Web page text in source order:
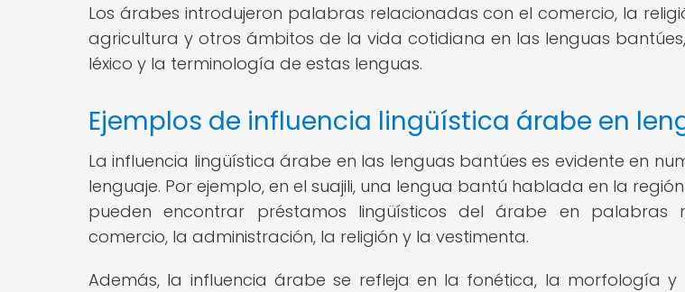
Los árabes introdujeron palabras relacionadas con el comercio, la
agricultura y otros ámbitos de la vida cotidiana en las lenguas
léxico y la terminología de estas lenguas.
Ejemplos de influencia lingüística árabe en
La influencia lingüística árabe en las lenguas bantúes es evidente en
lenguaje. Por ejemplo, en el suajili, una lengua bantú hablada en la
pueden encontrar préstamos lingüísticos del árabe en palabras
comercio, la administración, la religión y la vestimenta.
Además, la influencia árabe se refleja en la fonética, la morfología y